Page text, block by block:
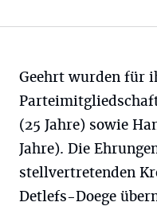
Geehrt wurden für
(25 Jahre) sowie
Jahre). Die
stellvertretenden
Detlefs-Doege